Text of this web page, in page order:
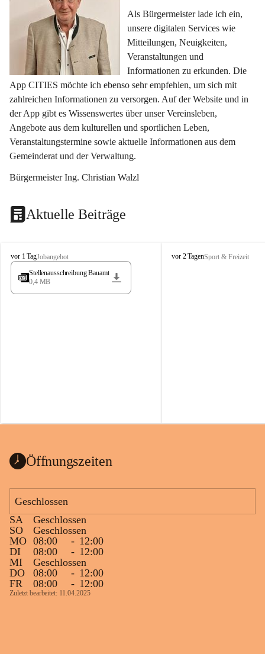
Als Bürgermeister lade ich ein,
unsere digitalen Services wie
Mitteilungen, Neuigkeiten,
Veranstaltungen und
Informationen zu erkunden. Die
App CITIES möchte ich ebenso sehr empfehlen, um sich mit
zahlreichen Informationen zu versorgen. Auf der Website und in
der App gibt es Wissenswertes über unser Vereinsleben,
Angebote aus dem kulturellen und sportlichen Leben,
Veranstaltungstermine sowie aktuelle Informationen aus dem
Gemeinderat und der Verwaltung.
Bürgermeister Ing. Christian Walzl
Aktuelle Beiträge
S
t
s
vor 1 TagJobangebot
Stellenausschreibung Bauamt
0,4 MB
S
vor 2 TagenSport & Freizeit
Öffnungszeiten
Geschlossen
SA
Geschlossen
SO
Geschlossen
MO 08:00 - 12:00
DI
08:00 - 12:00
MI
Geschlossen
DO
08:00 - 12:00
FR
08:00 - 12:00
Zuletzt bearbeitet: 11.04.2025